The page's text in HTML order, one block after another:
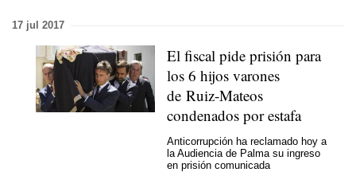
17 jul 2017
El fiscal pide prisión para
los 6 hijos varones
de Ruiz-Mateos
condenados por estafa
Anticorrupción ha reclamado hoy a
la Audiencia de Palma su ingreso
en prisión comunicada